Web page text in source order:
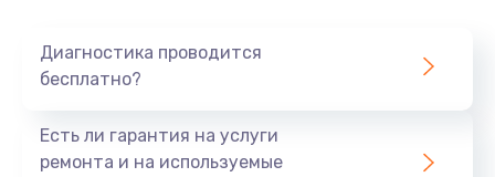
Диагностика проводится
бесплатно?
Есть ли гарантия на услуги
ремонта и на используемые